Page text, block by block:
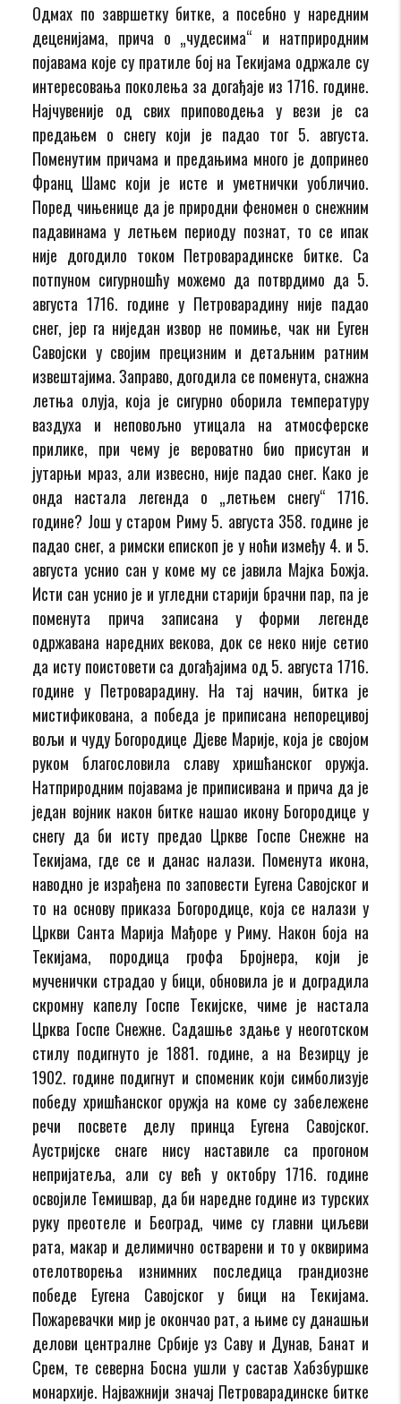
Одмах по завршетку битке, а посебно у наредним
деценијама, прича о „чудесима“ и натприродним
појавама које су пратиле бој на Текијама одржале су
интересовања поколења за догађаје из 1716. године.
Најчувеније од свих приповодења у вези је са
предањем о снегу који је падао тог 5. августа.
Поменутим причама и предањима много је допринео
Франц Шамс који је исте и уметнички уобличио.
Поред чињенице да је природни феномен о снежним
падавинама у летњем периоду познат, то се ипак
није догодило током Петроварадинске битке. Са
потпуном сигурношћу можемо да потврдимо да 5.
августа 1716. године у Петроварадину није падао
снег, јер га ниједан извор не помиње, чак ни Еуген
Савојски у својим прецизним и детаљним ратним
извештајима. Заправо, догодила се поменута, снажна
летња олуја, која је сигурно оборила температуру
ваздуха и неповољно утицала на атмосферске
прилике, при чему је вероватно био присутан и
јутарњи мраз, али извесно, није падао снег. Како је
онда настала легенда о „летњем снегу“ 1716.
године? Још у старом Риму 5. августа 358. године је
падао снег, а римски епископ је у ноћи између 4. и 5.
августа уснио сан у коме му се јавила Мајка Божја.
Исти сан уснио је и угледни старији брачни пар, па је
поменута прича записана у форми легенде
одржавана наредних векова, док се неко није сетио
да исту поистовети са догађајима од 5. августа 1716.
године у Петроварадину. На тај начин, битка је
мистификована, а победа је приписана непорецивој
вољи и чуду Богородице Дјеве Марије, која је својом
руком благословила славу хришћанског оружја.
Натприродним појавама је приписивана и прича да је
један војник након битке нашао икону Богородице у
снегу да би исту предао Цркве Госпе Снежне на
Текијама, где се и данас налази. Поменута икона,
наводно је израђена по заповести Еугена Савојског и
то на основу приказа Богородице, која се налази у
Цркви Санта Марија Мађоре у Риму. Након боја на
Текијама, породица грофа Бројнера, који је
мученички страдао у бици, обновила је и доградила
скромну капелу Госпе Текијске, чиме је настала
Црква Госпе Снежне. Садашње здање у неоготском
стилу подигнуто је 1881. године, а на Везирцу је
1902. године подигнут и споменик који симболизује
победу хришћанског оружја на коме су забележене
речи посвете делу принца Еугена Савојског.
Аустријске снаге нису наставиле са прогоном
непријатеља, али су већ у октобру 1716. године
освојиле Темишвар, да би наредне године из турских
руку преотеле и Београд, чиме су главни циљеви
рата, макар и делимично остварени и то у оквирима
отелотворења изнимних последица грандиозне
победе Еугена Савојског у бици на Текијама.
Пожаревачки мир је окончао рат, а њиме су данашњи
делови централне Србије уз Саву и Дунав, Банат и
Срем, те северна Босна ушли у састав Хабзбуршке
монархије. Најважнији значај Петроварадинске битке